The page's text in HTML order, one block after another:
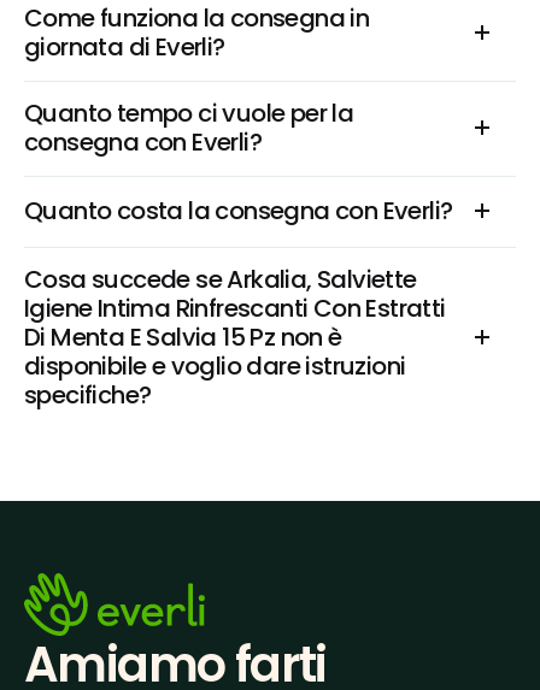
Come funziona la consegna in
giornata di Everli?
Quanto tempo ci vuole per la
consegna con Everli?
Quanto costa la consegna con Everli?
Cosa succede se Arkalia, Salviette
Igiene Intima Rinfrescanti Con Estratti
Di Menta E Salvia 15 Pz non è
disponibile e voglio dare istruzioni
specifiche?
Amiamo farti